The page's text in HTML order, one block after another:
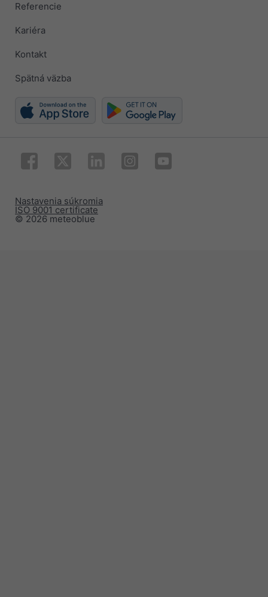
Referencie
Kariéra
Kontakt
Spätná väzba
© 2026 meteoblue
ISO 9001 certificate
Nastavenia súkromia